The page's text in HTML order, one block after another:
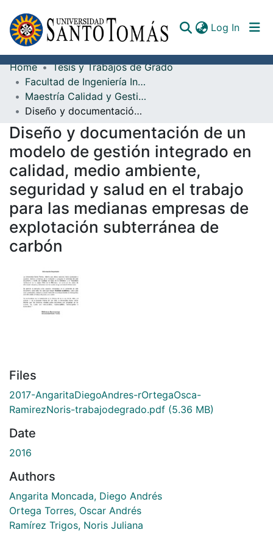
Log In
Communities & Collections
All of DSpace
Documents
Home
Tesis y Trabajos de Grado
Facultad de Ingeniería Industrial
Maestría Calidad y Gestión Integral Bucaramanga
Diseño y documentación de un modelo de gestión integrado en calidad, medio ambiente, seguridad y salud en el trabajo para las medianas empresas de explotación subterránea de carbón
Diseño y documentación de un
modelo de gestión integrado en
calidad, medio ambiente,
seguridad y salud en el trabajo
para las medianas empresas de
explotación subterránea de
carbón
Files
2017-AngaritaDiegoAndres-rOrtegaOsca-
RamirezNoris-trabajodegrado.pdf (5.36 MB)
Date
2016
Authors
Angarita Moncada, Diego Andrés
Ortega Torres, Oscar Andrés
Ramírez Trigos, Noris Juliana